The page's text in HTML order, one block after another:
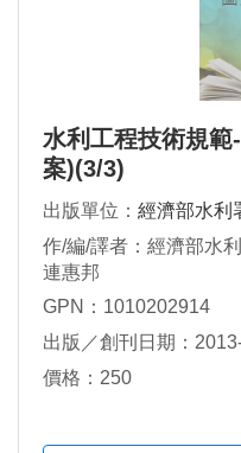
水利工程技術規
案)(3/3)
出版單位： 經濟部水利
作/編/譯者：經濟部水
連惠邦
GPN：1010202914
出版／創刊日期：
價格：250